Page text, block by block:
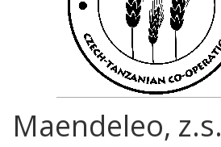
Maendeleo, z.s.